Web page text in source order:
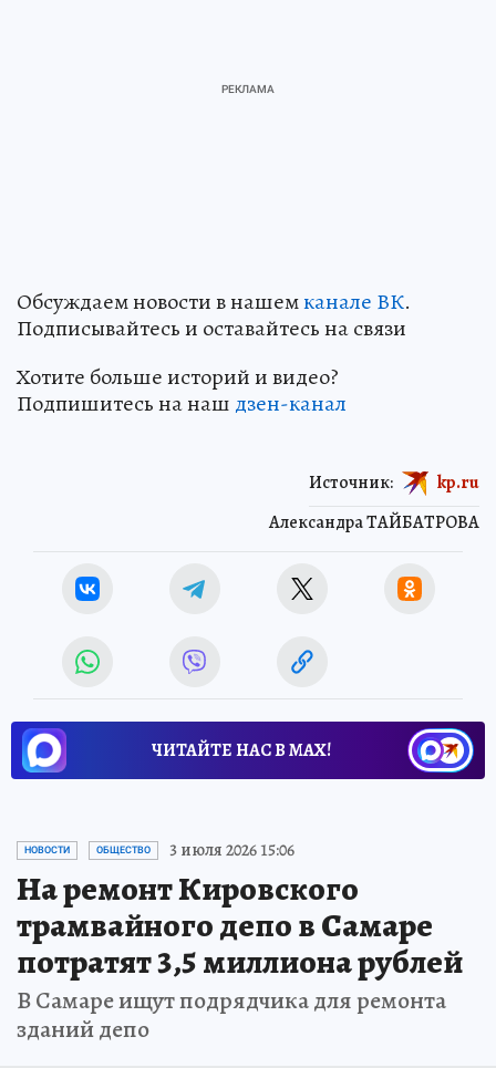
Обсуждаем новости в нашемканале ВК.
Подписывайтесь и оставайтесь на связи
Хотите больше историй и видео?
Подпишитесь на наш дзен-канал
Александра ТАЙБАТРОВА
Источник: kp.ru
ЧИТАЙТЕ НАС В МАХ!
НОВОСТИ ОБЩЕСТВО 3 июля 2026 15:06
На ремонт Кировского
трамвайного депо в Самаре
потратят 3,5 миллиона рублей
В Самаре ищут подрядчика для ремонта
зданий депо